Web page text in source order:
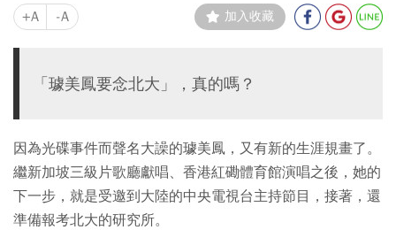
+A -A 加入收藏
「璩美鳳要念北大」，真的嗎？
因為光碟事件而聲名大譟的璩美鳳，又有新的生涯規畫了。
繼新加坡三級片歌廳獻唱、香港紅磡體育館演唱之後，她的
下一步，就是受邀到大陸的中央電視台主持節目，接著，還
準備報考北大的研究所。